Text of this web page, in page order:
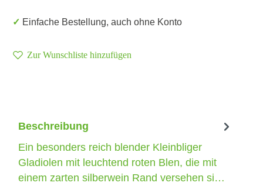
✓ Einfache Bestellung, auch ohne Konto
Zur Wunschliste hinzufügen
Beschreibung
Ein besonders reich blender Kleinbliger
Gladiolen mit leuchtend roten Blen, die mit
einem zarten silberwein Rand versehen si…